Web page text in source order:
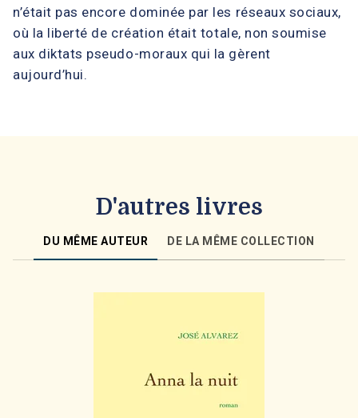
n’était pas encore dominée par les réseaux sociaux,
où la liberté de création était totale, non soumise
aux diktats pseudo-moraux qui la gèrent
aujourd’hui.
D'autres livres
DU MÊME AUTEUR DE LA MÊME COLLECTION